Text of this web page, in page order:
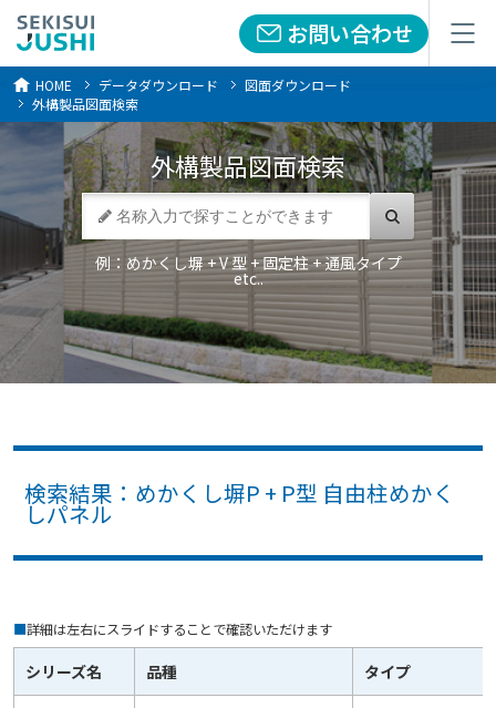
お問い合わせ
メニュー お問い合わせ
メニュー
HOME データダウンロード
図面ダウンロード
外構製品図面検索
外構製品図面検索
例：めかくし塀 + V 型 + 固定柱 + 通風タイプ
etc..
検索結果：めかくし塀P + P型 自由柱めかく
しパネル
■詳細は左右にスライドすることで確認いただけます
シリーズ名 品種 タイプ